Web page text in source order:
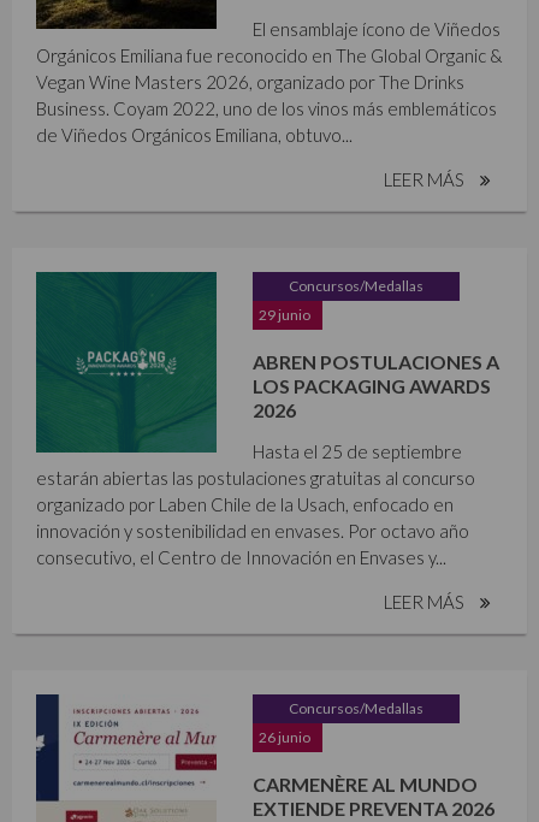
El ensamblaje ícono de Viñedos
Orgánicos Emiliana fue reconocido en The Global Organic &
Vegan Wine Masters 2026, organizado por The Drinks
Business. Coyam 2022, uno de los vinos más emblemáticos
de Viñedos Orgánicos Emiliana, obtuvo...
LEER MÁS
Concursos/Medallas
29 junio
ABREN POSTULACIONES A
LOS PACKAGING AWARDS
2026
Hasta el 25 de septiembre
estarán abiertas las postulaciones gratuitas al concurso
organizado por Laben Chile de la Usach, enfocado en
innovación y sostenibilidad en envases. Por octavo año
consecutivo, el Centro de Innovación en Envases y...
LEER MÁS
Concursos/Medallas
26 junio
CARMENÈRE AL MUNDO
EXTIENDE PREVENTA 2026